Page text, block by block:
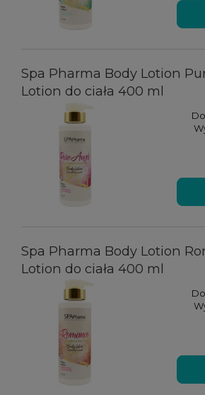
Spa Pharma Body Lotion
Lotion do ciała 400 ml
Spa Pharma Body Lotion
Lotion do ciała 400 ml